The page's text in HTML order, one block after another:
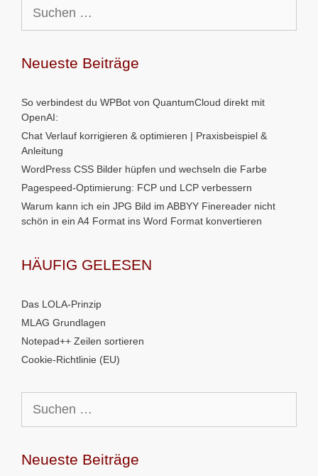
nach:
Neueste Beiträge
So verbindest du WPBot von QuantumCloud direkt mit
OpenAI:
Chat Verlauf korrigieren & optimieren | Praxisbeispiel &
Anleitung
WordPress CSS Bilder hüpfen und wechseln die Farbe
Pagespeed-Optimierung: FCP und LCP verbessern
Warum kann ich ein JPG Bild im ABBYY Finereader nicht
schön in ein A4 Format ins Word Format konvertieren
HÄUFIG GELESEN
Das LOLA-Prinzip
MLAG Grundlagen
Notepad++ Zeilen sortieren
Cookie-Richtlinie (EU)
nach:
Neueste Beiträge